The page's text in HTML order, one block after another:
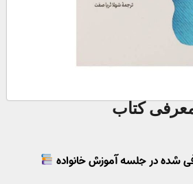
کتاب
شده در جلسه آموزش خانواده